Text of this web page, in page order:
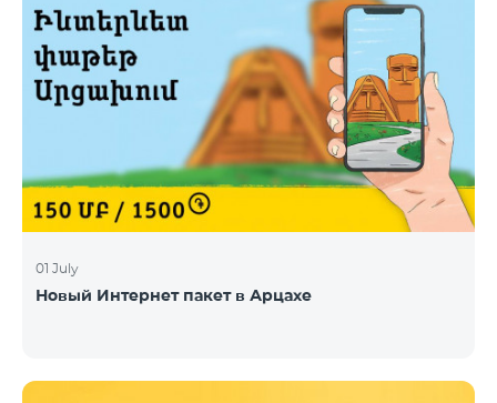
01 July
Новый Интернет пакет в Арцахе